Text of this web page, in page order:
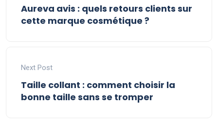
Aureva avis : quels retours clients sur
cette marque cosmétique ?
Next Post
Taille collant : comment choisir la
bonne taille sans se tromper